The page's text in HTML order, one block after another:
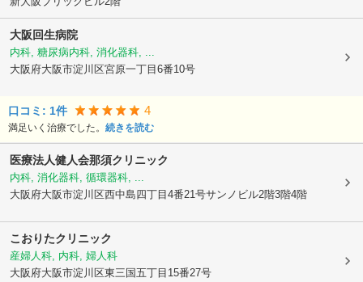
大阪回生病院
内科, 糖尿病内科, 消化器科, ...
大阪府大阪市淀川区宮原一丁目6番10号
口コミ: 1件 4
満足いく治療でした。 続きを読む
医療法人健人会那須クリニック
内科, 消化器科, 循環器科, ...
大阪府大阪市淀川区西中島四丁目4番21号サンノビル2階3階4階
こおりたクリニック
産婦人科, 内科, 婦人科
大阪府大阪市淀川区東三国五丁目15番27号